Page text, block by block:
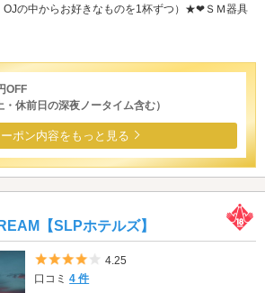
OJの中からお好きなものを1杯ずつ）★❤ＳＭ器具
OFF
休前日の深夜ノータイム含む）
ポン内容をもっと見る
【SLPホテルズ】
5つ星のうち4
4.25
口コミ4 件